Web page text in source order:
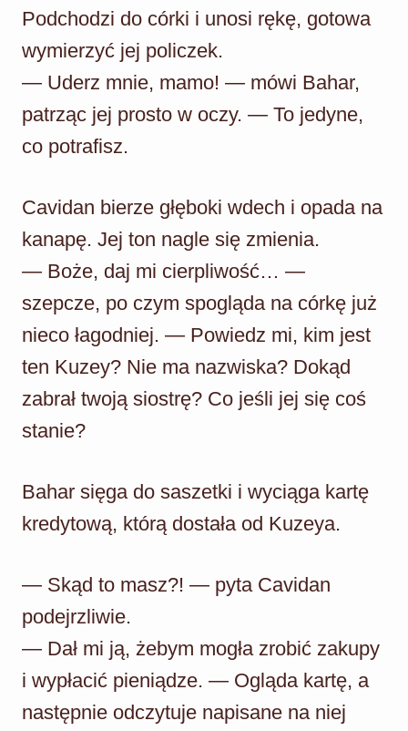
Podchodzi do córki i unosi rękę, gotowa
wymierzyć jej policzek.
— Uderz mnie, mamo! — mówi Bahar,
patrząc jej prosto w oczy. — To jedyne,
co potrafisz.
Cavidan bierze głęboki wdech i opada na
kanapę. Jej ton nagle się zmienia.
— Boże, daj mi cierpliwość… —
szepcze, po czym spogląda na córkę już
nieco łagodniej. — Powiedz mi, kim jest
ten Kuzey? Nie ma nazwiska? Dokąd
zabrał twoją siostrę? Co jeśli jej się coś
stanie?
Bahar sięga do saszetki i wyciąga kartę
kredytową, którą dostała od Kuzeya.
— Skąd to masz?! — pyta Cavidan
podejrzliwie.
— Dał mi ją, żebym mogła zrobić zakupy
i wypłacić pieniądze. — Ogląda kartę, a
następnie odczytuje napisane na niej